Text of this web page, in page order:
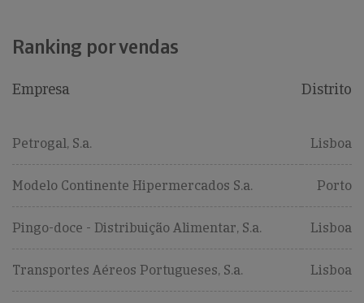
Ranking por vendas
Empresa Distrito
Petrogal, S.a. Lisboa
Modelo Continente Hipermercados S.a. Porto
Pingo-doce - Distribuição Alimentar, S.a. Lisboa
Transportes Aéreos Portugueses, S.a. Lisboa